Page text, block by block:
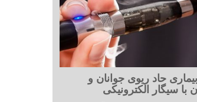
حاد ریوی جوانان و
با سیگار الکترونیکی